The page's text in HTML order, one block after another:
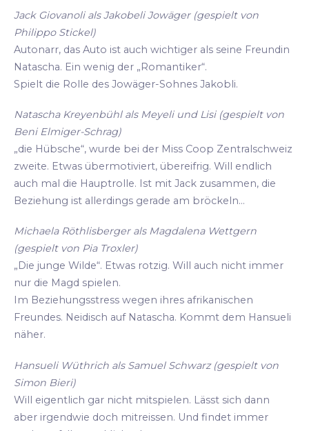
Jack Giovanoli als Jakobeli Jowäger (gespielt von
Philippo Stickel)
Autonarr, das Auto ist auch wichtiger als seine Freundin
Natascha. Ein wenig der „Romantiker“.
Spielt die Rolle des Jowäger-Sohnes Jakobli.
Natascha Kreyenbühl als Meyeli und Lisi (gespielt von
Beni Elmiger-Schrag)
„die Hübsche“, wurde bei der Miss Coop Zentralschweiz
zweite. Etwas übermotiviert, übereifrig. Will endlich
auch mal die Hauptrolle. Ist mit Jack zusammen, die
Beziehung ist allerdings gerade am bröckeln...
Michaela Röthlisberger als Magdalena Wettgern
(gespielt von Pia Troxler)
„Die junge Wilde“. Etwas rotzig. Will auch nicht immer
nur die Magd spielen.
Im Beziehungsstress wegen ihres afrikanischen
Freundes. Neidisch auf Natascha. Kommt dem Hansueli
näher.
Hansueli Wüthrich als Samuel Schwarz (gespielt von
Simon Bieri)
Will eigentlich gar nicht mitspielen. Lässt sich dann
aber irgendwie doch mitreissen. Und findet immer